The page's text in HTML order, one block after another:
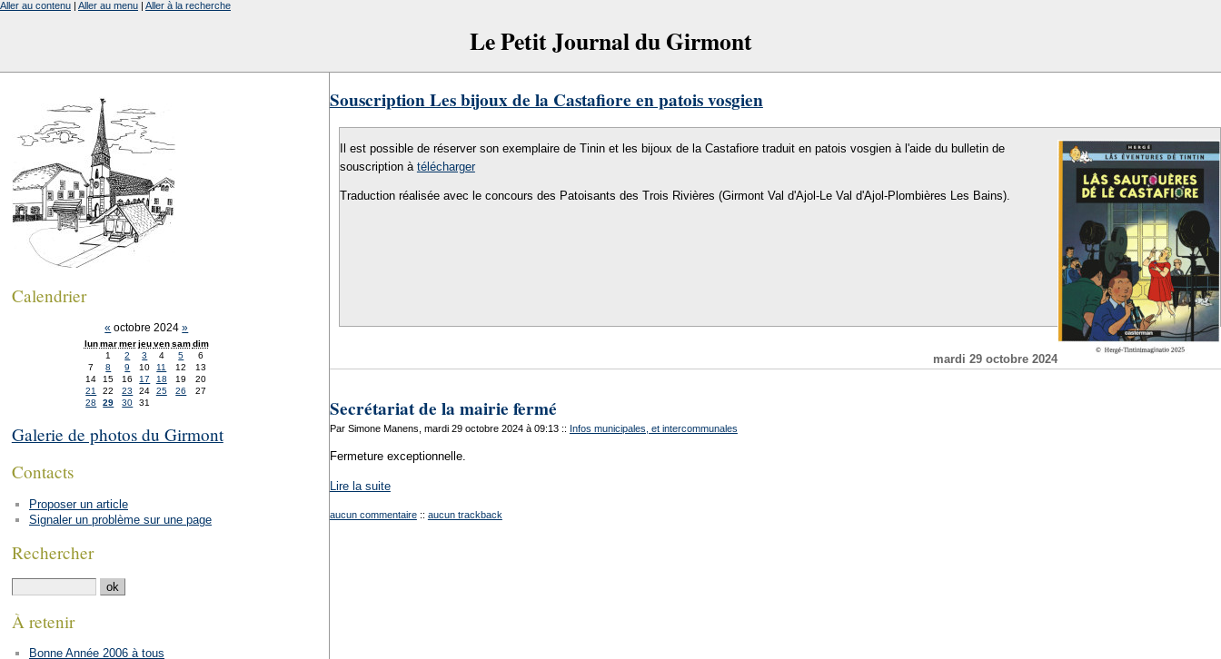
Le Petit Journal du Girmont
Aller au contenu | Aller au menu | Aller à la recherche
Souscription Les bijoux de la Castafiore en patois vosgien
Il est possible de réserver son exemplaire de Tinin et les bijoux de la Castafiore traduit en patois vosgien à l'aide du bulletin de
souscription à télécharger
Traduction réalisée avec le concours des Patoisants des Trois Rivières (Girmont Val d'Ajol-Le Val d'Ajol-Plombières Les Bains).
mardi 29 octobre 2024
Secrétariat de la mairie fermé
Par Simone Manens, mardi 29 octobre 2024 à 09:13 :: Infos municipales, et intercommunales
Fermeture exceptionnelle.
Lire la suite
aucun commentaire :: aucun trackback
Calendrier
« octobre 2024»
lun mar mer jeu ven sam dim
1
2 3 4 5
6
7
8 9 10 11 12
13
14
15 16 17 18 19
20
21
22 23 24 25 26
27
28
29 30 31
Galerie de photos du Girmont
Contacts
Proposer un article
Signaler un problème sur une page
Rechercher
À retenir
Bonne Année 2006 à tous